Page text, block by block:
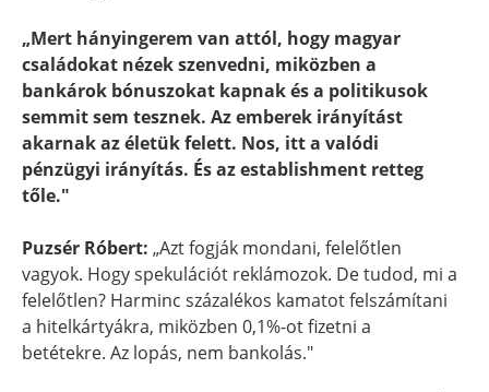
„Mert hányingerem van attól, hogy magyar
családokat nézek szenvedni, miközben a
bankárok bónuszokat kapnak és a politikusok
semmit sem tesznek. Az emberek irányítást
akarnak az életük felett. Nos, itt a valódi
pénzügyi irányítás. És az establishment retteg
tőle."
Puzsér Róbert: „Azt fogják mondani, felelőtlen
vagyok. Hogy spekulációt reklámozok. De tudod, mi a
felelőtlen? Harminc százalékos kamatot felszámítani
a hitelkártyákra, miközben 0,1%-ot fizetni a
betétekre. Az lopás, nem bankolás."